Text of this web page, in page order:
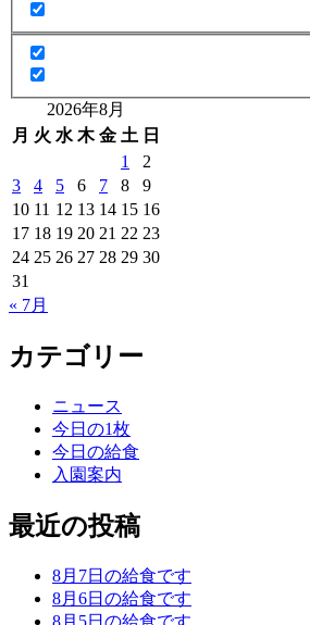
2026年8月
月 火 水 木 金 土 日
1
2
3
4 5 6 7 8
9
10 11 12 13 14 15 16
17 18 19 20 21 22 23
24 25 26 27 28 29 30
31
« 7月
カテゴリー
ニュース
今日の1枚
今日の給食
入園案内
最近の投稿
8月7日の給食です
8月6日の給食です
8月5日の給食です。